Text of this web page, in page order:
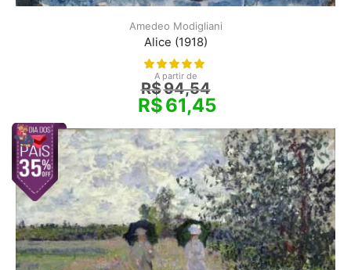
Amedeo Modigliani
Alice (1918)
A partir de
R$94,54
R$61,45